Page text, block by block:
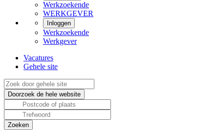
Werkzoekende
WERKGEVER
Inloggen
Werkzoekende
Werkgever
Vacatures
Gehele site